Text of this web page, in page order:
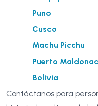
Puno
Cusco
Machu Picchu
Puerto
Bolivia
Contáctanos para